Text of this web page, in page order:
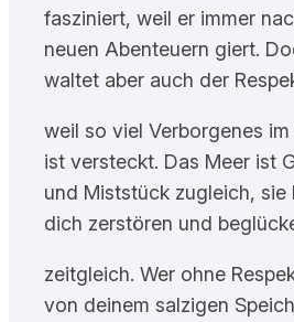
fasziniert, weil er immer
neuen Abenteuern giert.
waltet aber auch der
weil so viel Verborgenes im
ist versteckt. Das Meer ist
und Miststück zugleich, sie
dich zerstören und
zeitgleich. Wer ohne
von deinem salzigen